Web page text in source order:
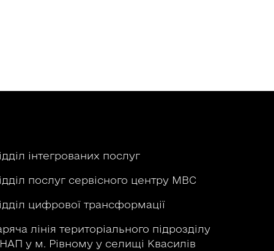
інтегрованих послуг
послуг сервісного центру МВС
цифрової трансформації
лінія територіального підрозділу
у м. Рівному у селищі Квасилів